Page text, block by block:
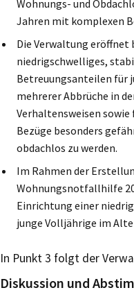
Wohnungs- und
Jahren mit komplexen
Die Verwaltung eröffnet
niedrigschwelliges,
Betreuungsanteilen für
mehrerer Abbrüche in
Verhaltensweisen
Bezüge besonders
obdachlos zu werden.
Im Rahmen der
Wohnungsnotfallhilfe
Einrichtung einer
junge Volljährige im
In Punkt 3 folgt der
Diskussion und